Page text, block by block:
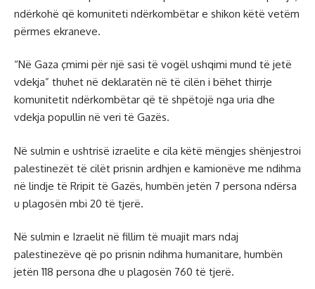
ndërkohë që komuniteti ndërkombëtar e shikon këtë vetëm
përmes ekraneve.
“Në Gaza çmimi për një sasi të vogël ushqimi mund të jetë
vdekja” thuhet në deklaratën në të cilën i bëhet thirrje
komunitetit ndërkombëtar që të shpëtojë nga uria dhe
vdekja popullin në veri të Gazës.
Në sulmin e ushtrisë izraelite e cila këtë mëngjes shënjestroi
palestinezët të cilët prisnin ardhjen e kamionëve me ndihma
në lindje të Rripit të Gazës, humbën jetën 7 persona ndërsa
u plagosën mbi 20 të tjerë.
Në sulmin e Izraelit në fillim të muajit mars ndaj
palestinezëve që po prisnin ndihma humanitare, humbën
jetën 118 persona dhe u plagosën 760 të tjerë.